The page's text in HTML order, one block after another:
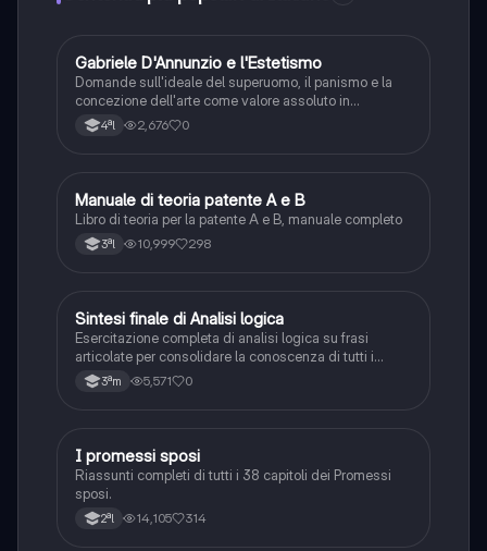
GItaliano
Gabriele D'Annunzio e l'Estetismo
Domande sull'ideale del superuomo, il panismo e la
concezione dell'arte come valore assoluto in
D'Annunzio.
4ªl 2,676 0
Italiano
Manuale di teoria patente A e B
Libro di teoria per la patente A e B, manuale completo
3ªl 10,999 298
SItaliano
Sintesi finale di Analisi logica
Esercitazione completa di analisi logica su frasi
articolate per consolidare la conoscenza di tutti i
complementi.
3ªm 5,571 0
Italiano
I promessi sposi
Riassunti completi di tutti i 38 capitoli dei Promessi
sposi.
2ªl 14,105 314